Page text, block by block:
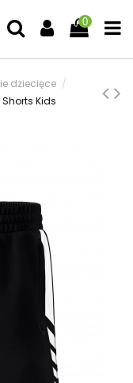
0
dziecięce
Shorts Kids